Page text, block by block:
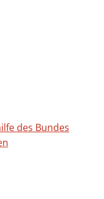
des Bundes